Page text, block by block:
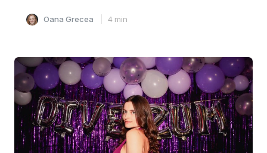
Oana Grecea 4 min